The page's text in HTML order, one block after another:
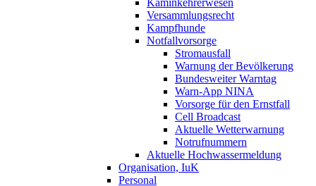
Kaminkehrerwesen
Versammlungsrecht
Kampfhunde
Notfallvorsorge
Stromausfall
Warnung der Bevölkerung
Bundesweiter Warntag
Warn-App NINA
Vorsorge für den Ernstfall
Cell Broadcast
Aktuelle Wetterwarnung
Notrufnummern
Aktuelle Hochwassermeldung
Organisation, IuK
Personal